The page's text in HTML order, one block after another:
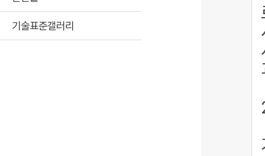
기술표준갤러리